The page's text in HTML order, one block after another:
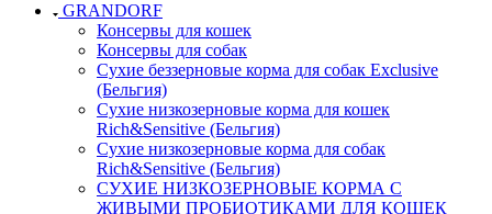
GRANDORF
Консервы для кошек
Консервы для собак
Сухие беззерновые корма для собак Exclusive
(Бельгия)
Сухие низкозерновые корма для кошек
Rich&Sensitive (Бельгия)
Сухие низкозерновые корма для собак
Rich&Sensitive (Бельгия)
СУХИЕ НИЗКОЗЕРНОВЫЕ КОРМА С
ЖИВЫМИ ПРОБИОТИКАМИ ДЛЯ КОШЕК